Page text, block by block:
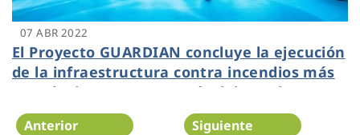
07 ABR 2022
El Proyecto GUARDIAN concluye la ejecución
de la infraestructura contra incendios más
grande de Europa a través del uso de agua
regenerada
Anterior Siguiente